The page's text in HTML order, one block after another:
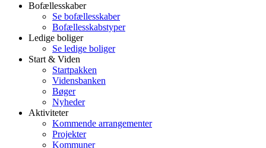
Bofællesskaber
Se bofællesskaber
Bofællesskabstyper
Ledige boliger
Se ledige boliger
Start & Viden
Startpakken
Vidensbanken
Bøger
Nyheder
Aktiviteter
Kommende arrangementer
Projekter
Kommuner